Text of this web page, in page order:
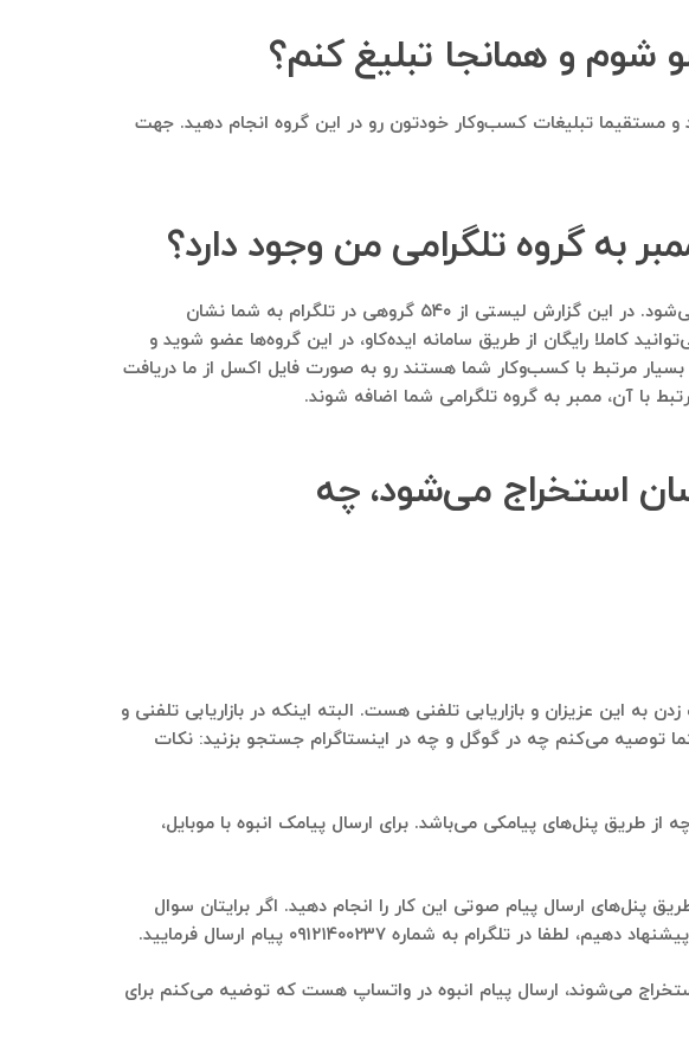
شوم و همانجا تبلیغ کنم؟
و مستقیما تبلیغات کسب‌وکار خودتون رو در این گروه انجام دهید. جهت
به گروه تلگرامی من وجود دارد؟
بله. با ارسال بانک موبایل مشاغلی که دارید در ابتدا گزارشی بسیار ارزشمند و کاملا رایگان برایتان ارسال می‌شود. در این گزارش لیستی از ۵۴۰ گروهی در تلگرام به شما نشان
کاملا رایگان از طریق سامانه ایده‌کاو، در این گروه‌ها عضو شوید و
بسیار مرتبط با کسب‌وکار شما هستند رو به صورت فایل اکسل از ما دریافت
با آن، ممبر به گروه تلگرامی شما اضافه شوند.
استخراج می‌شود، چه
این عزیزان و بازاریابی تلفنی هست. البته اینکه در بازاریابی تلفنی و
توصیه می‌کنم چه در گوگل و چه در اینستاگرام جستجو بزنید: نکات
طریق پنل‌های پیامکی می‌باشد. برای ارسال پیامک انبوه با موبایل،
پنل‌های ارسال پیام صوتی این کار را انجام دهید. اگر برایتان سوال
به شماره ۰۹۱۲۱۴۰۰۲۳۷ پیام ارسال فرمایید.
می‌شوند، ارسال پیام انبوه در واتساپ هست که توضیه می‌کنم برای